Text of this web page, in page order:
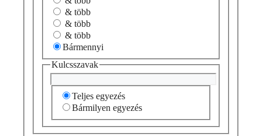
& több
& több
& több
Bármennyi
Kulcsszavak
Teljes egyezés
Bármilyen egyezés